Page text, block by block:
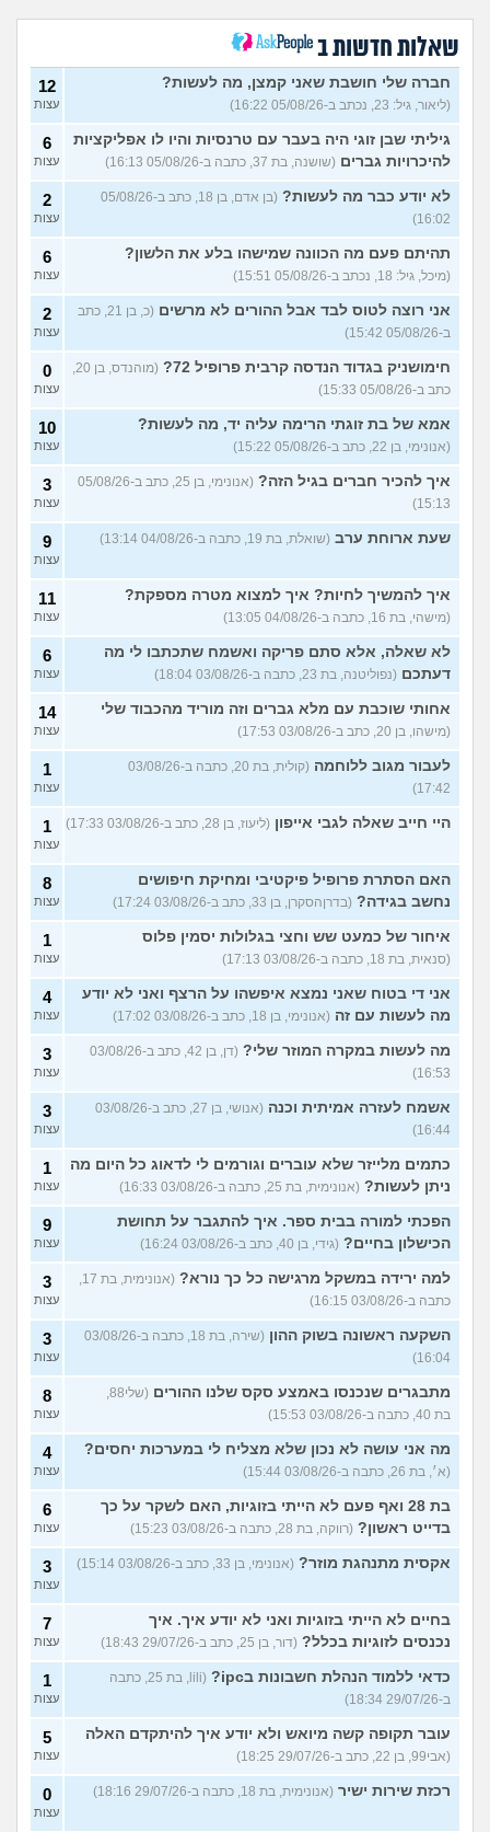
אני מתבייש ולא יודע מה
לעשות בקיץ בים או בריכה
(אנונימי, בן 13)
רופא שיניים נזף בי, דמעתי כל
הטיפול
(תות, בת 34)
6
עד כמה אני מבלבלת בנות
באופן הלבוש שלי והדיבור שלי,
צריכה עצה
(עדן, בת 24)
4
עצות
האם אימוני קליסטניקס באמת
טובים יותר?
(מתלבט, בן 32)
4
עצות
בת 16, והשיער שלי ממש נושר
ואני לא יודעת מה לעשות?
(אליאנה, בת 16)
צלוליט בגיל הנעורים, מה
לעשות? (אנונימית, בת 16)
2
עצות
5
עצות
עוד שאלות חדשות במדור
שאלות חדשות ב
חברה שלי חושבת שאני קמצן, מה לעשות?
(ליאור, גיל: 23, נכתב ב-05/08/26 16:22)
12
עצות
גיליתי שבן זוגי היה בעבר עם טרנסיות והיו לו אפליקציות
להיכרויות גברים (שושנה, בת 37, כתבה ב-05/08/26 16:13)
6
עצות
לא יודע כבר מה לעשות?
(בן אדם, בן 18, כתב ב-05/08/26
16:02)
2
עצות
תהיתם פעם מה הכוונה שמישהו בלע את הלשון?
(מיכל, גיל: 18, נכתב ב-05/08/26 15:51)
6
עצות
אני רוצה לטוס לבד אבל ההורים לא מרשים
(כ, בן 21, כתב
ב-05/08/26 15:42)
2
עצות
חימושניק בגדוד הנדסה קרבית פרופיל 72?
כתב ב-05/08/26 15:33)
0
עצות
אמא של בת זוגתי הרימה עליה יד, מה לעשות?
(אנונימי, בן 22, כתב ב-05/08/26 15:22)
10
עצות
איך להכיר חברים בגיל הזה?
(אנונימי, בן 25, כתב ב-05/08/26
15:13)
3
עצות
שעת ארוחת ערב (שואלת, בת 19, כתבה ב-04/08/26 13:14) 9
עצות
איך להמשיך לחיות? איך למצוא מטרה מספקת?
(מישהי, בת 16, כתבה ב-04/08/26 13:05)
11
עצות
לא שאלה, אלא סתם פריקה ואשמח שתכתבו לי מה
דעתכם (נפוליטנה, בת 23, כתבה ב-03/08/26 18:04)
6
עצות
אחותי שוכבת עם מלא גברים וזה מוריד מהכבוד שלי
(מישהו, בן 20, כתב ב-03/08/26 17:53)
14
עצות
לעבור מגוב ללוחמה
(קולית, בת 20, כתבה ב-03/08/26
17:42)
1
עצות
היי חייב שאלה לגבי אייפון (ליעוז, בן 28, כתב ב-03/08/26 17:33) 1
עצות
האם הסתרת פרופיל פיקטיבי ומחיקת חיפושים
נחשב בגידה? (בדרןהסקרן, בן 33, כתב ב-03/08/26 17:24)
8
עצות
איחור של כמעט שש וחצי בגלולות יסמין פלוס
(סנאית, בת 18, כתבה ב-03/08/26 17:13)
1
עצות
אני די בטוח שאני נמצא איפשהו על הרצף ואני לא יודע
מה לעשות עם זה (אנונימי, בן 18, כתב ב-03/08/26 17:02)
4
עצות
מה לעשות במקרה המוזר שלי?
(דן, בן 42, כתב ב-03/08/26
16:53)
3
עצות
אשמח לעזרה אמיתית וכנה
(אנושי, בן 27, כתב ב-03/08/26
16:44)
3
עצות
כתמים מלייזר שלא עוברים וגורמים לי לדאוג כל היום מה
ניתן לעשות? (אנונימית, בת 25, כתבה ב-03/08/26 16:33)
1
עצות
הפכתי למורה בבית ספר. איך להתגבר על תחושת
הכישלון בחיים? (גידי, בן 40, כתב ב-03/08/26 16:24)
9
עצות
למה ירידה במשקל מרגישה כל כך נורא?
כתבה ב-03/08/26 16:15)
3
עצות
השקעה ראשונה בשוק ההון
(שירה, בת 18, כתבה ב-03/08/26
16:04)
3
עצות
מתבגרים שנכנסו באמצע סקס שלנו ההורים
בת 40, כתבה ב-03/08/26 15:53)
8
עצות
מה אני עושה לא נכון שלא מצליח לי במערכות יחסים?
(א׳, בת 26, כתבה ב-03/08/26 15:44)
4
עצות
בת 28 ואף פעם לא הייתי בזוגיות, האם לשקר על כך
בדייט ראשון? (רווקה, בת 28, כתבה ב-03/08/26 15:23)
6
עצות
אקסית מתנהגת מוזר? (אנונימי, בן 33, כתב ב-03/08/26 15:14) 3
עצות
בחיים לא הייתי בזוגיות ואני לא יודע איך. איך
נכנסים לזוגיות בכלל? (דור, בן 25, כתב ב-29/07/26 18:43)
7
עצות
כדאי ללמוד הנהלת חשבונות בipc?
(lili, בת 25, כתבה
ב-29/07/26 18:34)
1
עצות
עובר תקופה קשה מיואש ולא יודע איך להיתקדם האלה
(אבי99, בן 22, כתב ב-29/07/26 18:25)
5
עצות
רכזת שירות ישיר (אנונימית, בת 18, כתבה ב-29/07/26 18:16) 0
עצות